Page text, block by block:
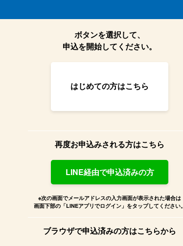
ボタンを選択して、
申込を開始してください。
はじめての方はこちら
再度お申込みされる方はこちら
LINE経由で申込済みの方
※次の画面でメールアドレスの入力画面が表示された場合は
画面下部の「LINEアプリでログイン」をタップしてください。
ブラウザで申込済みの方はこちらから